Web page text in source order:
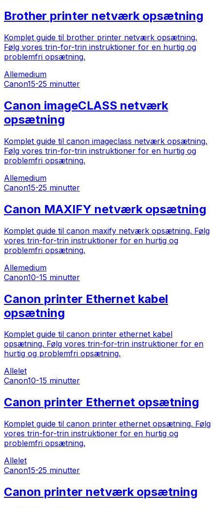
Brother printer netværk opsætning
Komplet guide til brother printer netværk opsætning.
Følg vores trin-for-trin instruktioner for en hurtig og
problemfri opsætning.
Allemedium
Canon15-25 minutter
Canon imageCLASS netværk
opsætning
Komplet guide til canon imageclass netværk opsætning.
Følg vores trin-for-trin instruktioner for en hurtig og
problemfri opsætning.
Allemedium
Canon15-25 minutter
Canon MAXIFY netværk opsætning
Komplet guide til canon maxify netværk opsætning. Følg
vores trin-for-trin instruktioner for en hurtig og
problemfri opsætning.
Allemedium
Canon10-15 minutter
Canon printer Ethernet kabel
opsætning
Komplet guide til canon printer ethernet kabel
opsætning. Følg vores trin-for-trin instruktioner for en
hurtig og problemfri opsætning.
Allelet
Canon10-15 minutter
Canon printer Ethernet opsætning
Komplet guide til canon printer ethernet opsætning. Følg
vores trin-for-trin instruktioner for en hurtig og
problemfri opsætning.
Allelet
Canon15-25 minutter
Canon printer netværk opsætning